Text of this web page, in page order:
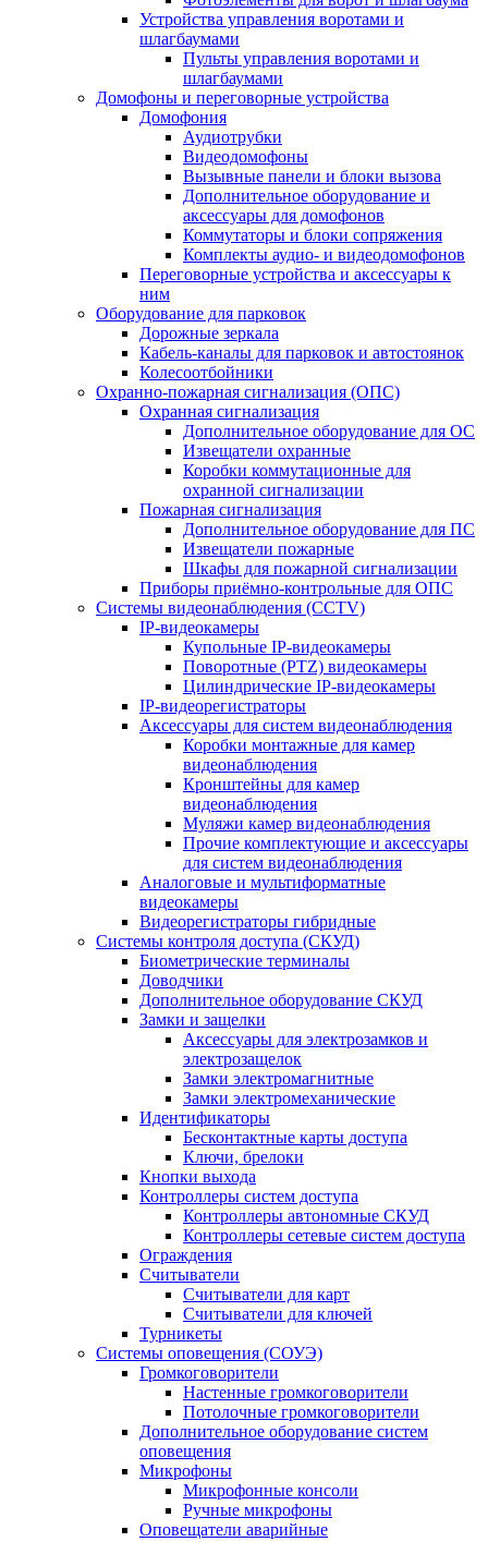
Устройства управления воротами и
шлагбаумами
Пульты управления воротами и
шлагбаумами
Домофоны и переговорные устройства
Домофония
Аудиотрубки
Видеодомофоны
Вызывные панели и блоки вызова
Дополнительное оборудование и
аксессуары для домофонов
Коммутаторы и блоки сопряжения
Комплекты аудио- и видеодомофонов
Переговорные устройства и аксессуары к
ним
Оборудование для парковок
Дорожные зеркала
Кабель-каналы для парковок и автостоянок
Колесоотбойники
Охранно-пожарная сигнализация (ОПС)
Охранная сигнализация
Дополнительное оборудование для ОС
Извещатели охранные
Коробки коммутационные для
охранной сигнализации
Пожарная сигнализация
Дополнительное оборудование для ПС
Извещатели пожарные
Шкафы для пожарной сигнализации
Приборы приёмно-контрольные для ОПС
Системы видеонаблюдения (CCTV)
IP-видеокамеры
Купольные IP-видеокамеры
Поворотные (PTZ) видеокамеры
Цилиндрические IP-видеокамеры
IP-видеорегистраторы
Аксессуары для систем видеонаблюдения
Коробки монтажные для камер
видеонаблюдения
Кронштейны для камер
видеонаблюдения
Муляжи камер видеонаблюдения
Прочие комплектующие и аксессуары
для систем видеонаблюдения
Аналоговые и мультиформатные
видеокамеры
Видеорегистраторы гибридные
Системы контроля доступа (СКУД)
Биометрические терминалы
Доводчики
Дополнительное оборудование СКУД
Замки и защелки
Аксессуары для электрозамков и
электрозащелок
Замки электромагнитные
Замки электромеханические
Идентификаторы
Бесконтактные карты доступа
Ключи, брелоки
Кнопки выхода
Контроллеры систем доступа
Контроллеры автономные СКУД
Контроллеры сетевые систем доступа
Ограждения
Считыватели
Считыватели для карт
Считыватели для ключей
Турникеты
Системы оповещения (СОУЭ)
Громкоговорители
Настенные громкоговорители
Потолочные громкоговорители
Дополнительное оборудование систем
оповещения
Микрофоны
Микрофонные консоли
Ручные микрофоны
Оповещатели аварийные